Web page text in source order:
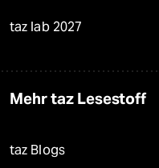
taz lab 2027
Mehr taz Lesestoff
taz Blogs